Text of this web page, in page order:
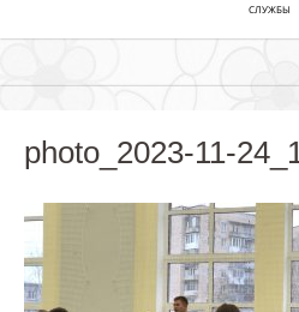
СЛУЖБЫ
photo_2023-11-